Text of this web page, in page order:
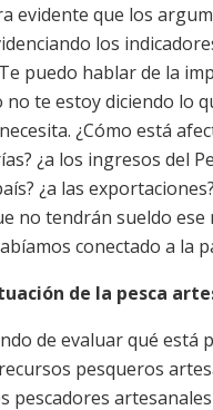
evidente que los
los
puedo hablar de la
no te estoy diciendo lo
¿Cómo está
¿a los ingresos del
¿a las
no tendrán sueldo ese
conectado a la
de la pesca
de evaluar qué está
pesqueros
pescadores